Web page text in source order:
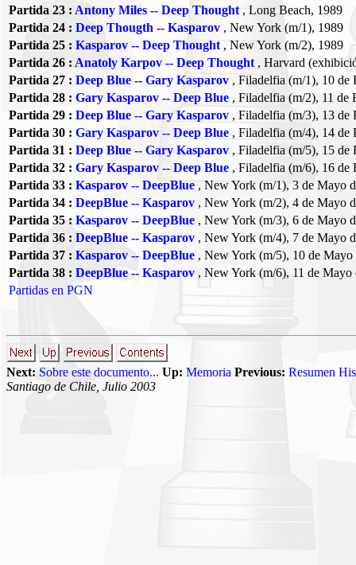
Partida 23 : Antony Miles -- Deep Thought , Long Beach, 1989
Partida 24 : Deep Thougth -- Kasparov , New York (m/1), 1989
Partida 25 : Kasparov -- Deep Thought , New York (m/2), 1989
Partida 26 : Anatoly Karpov -- Deep Thought , Harvard
Partida 27 : Deep Blue -- Gary Kasparov , Filadelfia (m/1), 10 de
Partida 28 : Gary Kasparov -- Deep Blue , Filadelfia (m/2), 11 de
Partida 29 : Deep Blue -- Gary Kasparov , Filadelfia (m/3), 13 de
Partida 30 : Gary Kasparov -- Deep Blue , Filadelfia (m/4), 14 de
Partida 31 : Deep Blue -- Gary Kasparov , Filadelfia (m/5), 15 de
Partida 32 : Gary Kasparov -- Deep Blue , Filadelfia (m/6), 16 de
Partida 33 : Kasparov -- DeepBlue , New York (m/1), 3 de Mayo
Partida 34 : DeepBlue -- Kasparov , New York (m/2), 4 de Mayo
Partida 35 : Kasparov -- DeepBlue , New York (m/3), 6 de Mayo
Partida 36 : DeepBlue -- Kasparov , New York (m/4), 7 de Mayo
Partida 37 : Kasparov -- DeepBlue , New York (m/5), 10 de Mayo
Partida 38 : DeepBlue -- Kasparov , New York (m/6), 11 de Mayo
Partidas en PGN
Next: Sobre este documento... Up: Memoria Previous: Resumen
Santiago de Chile, Julio 2003